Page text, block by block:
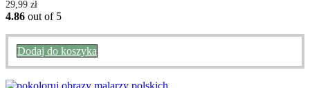
29,99 zł
4.86 out of 5
Dodaj do koszyka